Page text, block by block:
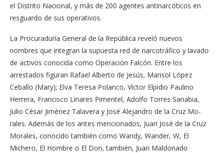
el Distrito Nacional, y más de 200 agen­tes antinarcóticos en
resguar­do de sus operativos.
La Procuraduría General de la República reveló nue­vos
nombres que integran la supuesta red de narcotráfico y lavado
de activos conoci­da como Operación Falcón. Entre los
arrestados figuran Rafael Alberto de Jesús, Ma­risol López
Ceballo (Mary); Elva Teresa Polanco, Víc­tor Elpidio Paulino
Herrera, Francisco Linares Pimentel, Adolfo Torres Sanabia,
Julio César Jiménez Talavera y Jo­sé Alejandro de la Cruz Mo­
rales. Además de los antes mencionados, Juan José de la Cruz
Morales, conocido también como Wandy, Wan­der, W, El
Michero, El Hom­bre o El Don, también, Juan Maldonado